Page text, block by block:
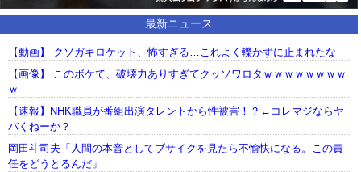
最新ニュース
【動画】 クソガキロケット、怖すぎる…これよく轢かずに止まれたな
【画像】 このボケて、破壊力ありすぎてクッソワロタｗｗｗｗｗｗｗｗ
ｗ
【速報】NHK職員が番組出演タレントから性被害！？←コレマジならヤ
バくねーか？
岡田斗司夫「人間の本音としてブサイクを見たら不愉快になる。この責
任をどうとるんだ」